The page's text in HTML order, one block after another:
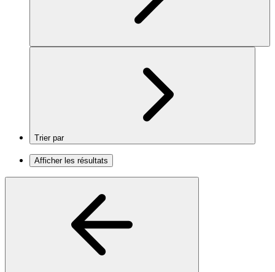
Trier par
Afficher les résultats